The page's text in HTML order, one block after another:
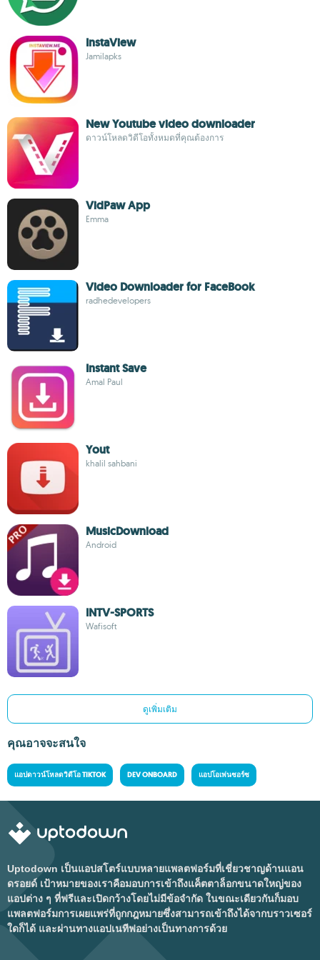
InstaView
Jamilapks
New Youtube video downloader
ดาวน์โหลดวิดีโอทั้งหมดที่คุณต้องการ
VidPaw App
Emma
Video Downloader for FaceBook
radhedevelopers
Instant Save
Amal Paul
Yout
khalil sahbani
MusicDownload
Android
INTV-SPORTS
Wafisoft
ดูเพิ่มเติม
คุณอาจจะสนใจ
แอปดาวน์โหลดวิดีโอ TIKTOK DEV ONBOARD แอปโอเพ่นซอร์ซ
Uptodown เป็นแอปสโตร์แบบหลายแพลตฟอร์มที่เชี่ยวชาญด้านแอน
ดรอยด์ เป้าหมายของเราคือมอบการเข้าถึงแค็ตตาล็อกขนาดใหญ่ของ
แอปต่าง ๆ ที่ฟรีและเปิดกว้างโดยไม่มีข้อจำกัด ในขณะเดียวกันก็มอบ
แพลตฟอร์มการเผยแพร่ที่ถูกกฎหมายซึ่งสามารถเข้าถึงได้จากบราวเซอร์
ใดก็ได้ และผ่านทางแอปเนทีฟอย่างเป็นทางการด้วย